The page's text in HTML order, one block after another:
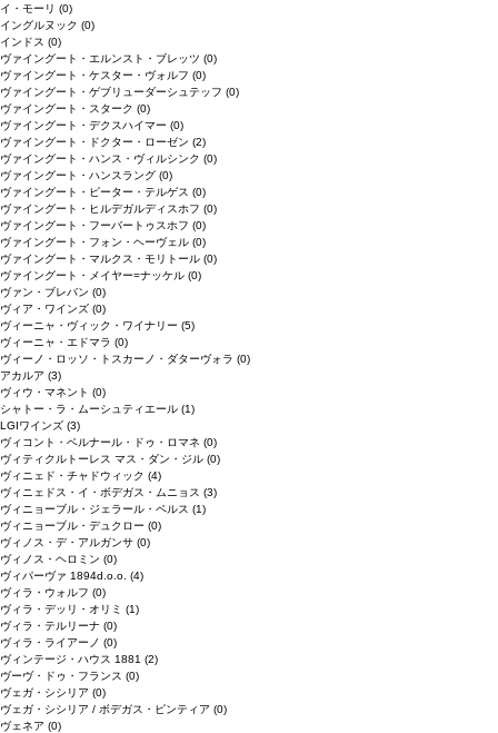
イ・モーリ (0)
イングルヌック (0)
インドス (0)
ヴァイングート・エルンスト・ブレッツ (0)
ヴァイングート・ケスター・ヴォルフ (0)
ヴァイングート・ゲブリューダーシュテッフ (0)
ヴァイングート・スターク (0)
ヴァイングート・デクスハイマー (0)
ヴァイングート・ドクター・ローゼン (2)
ヴァイングート・ハンス・ヴィルシンク (0)
ヴァイングート・ハンスラング (0)
ヴァイングート・ピーター・テルゲス (0)
ヴァイングート・ヒルデガルディスホフ (0)
ヴァイングート・フーバートゥスホフ (0)
ヴァイングート・フォン・ヘーヴェル (0)
ヴァイングート・マルクス・モリトール (0)
ヴァイングート・メイヤー=ナッケル (0)
ヴァン・ブレバン (0)
ヴィア・ワインズ (0)
ヴィーニャ・ヴィック・ワイナリー (5)
ヴィーニャ・エドマラ (0)
ヴィーノ・ロッソ・トスカーノ・ダターヴォラ (0)
アカルア (3)
ヴィウ・マネント (0)
シャトー・ラ・ムーシュティエール (1)
LGIワインズ (3)
ヴィコント・ベルナール・ドゥ・ロマネ (0)
ヴィティクルトーレス マス・ダン・ジル (0)
ヴィニェド・チャドウィック (4)
ヴィニェドス・イ・ボデガス・ムニョス (3)
ヴィニョーブル・ジェラール・ペルス (1)
ヴィニョーブル・デュクロー (0)
ヴィノス・デ・アルガンサ (0)
ヴィノス・ヘロミン (0)
ヴィパーヴァ 1894d.o.o. (4)
ヴィラ・ウォルフ (0)
ヴィラ・デッリ・オリミ (1)
ヴィラ・テルリーナ (0)
ヴィラ・ライアーノ (0)
ヴィンテージ・ハウス 1881 (2)
ヴーヴ・ドゥ・フランス (0)
ヴェガ・シシリア (0)
ヴェガ・シシリア / ボデガス・ピンティア (0)
ヴェネア (0)